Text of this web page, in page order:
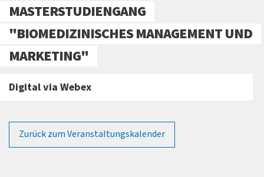
MASTERSTUDIENGANG
"BIOMEDIZINISCHES MANAGEMENT UND
MARKETING"
Digital via Webex
Zurück zum Veranstaltungskalender